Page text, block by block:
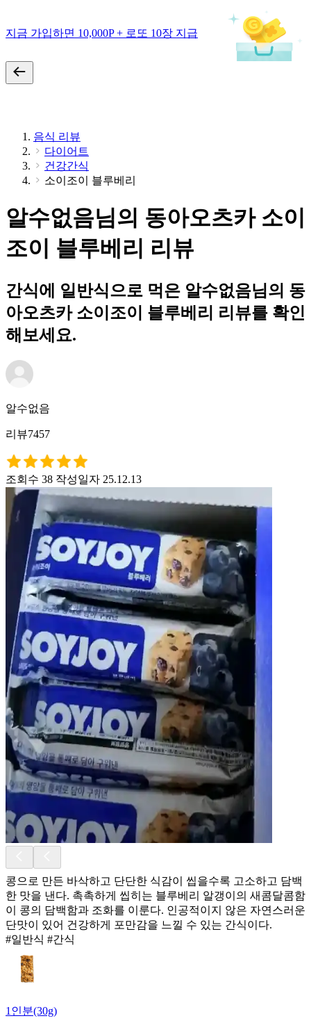
지금 가입하면 10,000P + 로또 10장 지급
음식 리뷰
다이어트
건강간식
소이조이 블루베리
알수없음님의 동아오츠카 소이
조이 블루베리 리뷰
간식에 일반식으로 먹은 알수없음님의 동
아오츠카 소이조이 블루베리 리뷰를 확인
해보세요.
알수없음
리뷰7457
조회수 38 작성일자 25.12.13
콩으로 만든 바삭하고 단단한 식감이 씹을수록 고소하고 담백
한 맛을 낸다. 촉촉하게 씹히는 블루베리 알갱이의 새콤달콤함
이 콩의 담백함과 조화를 이룬다. 인공적이지 않은 자연스러운
단맛이 있어 건강하게 포만감을 느낄 수 있는 간식이다.
#일반식 #간식
1인분(30g)